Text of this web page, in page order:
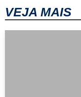
VEJA MAIS